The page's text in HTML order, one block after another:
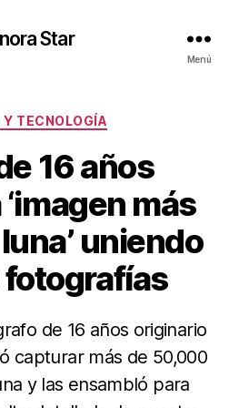
Star
Menú
Categorías
Y TECNOLOGÍA
16 años
más
uniendo
de 16 años originario
capturar más de 50,000
y las ensambló para